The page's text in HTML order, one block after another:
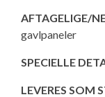
AFTAGELIGE/
gavlpaneler
SPECIELLE
LEVERES SOM